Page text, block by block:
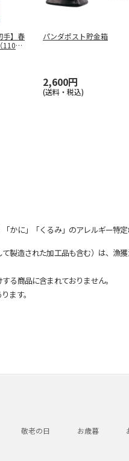
手】春
110
パンダポスト貯金箱
2,600円
(送料・税込)
かに」「くるみ」のアレルギー特
造された加工品も含む）は、漁
る商品に含まれておりません。
ます。
敬老の日 お歳暮